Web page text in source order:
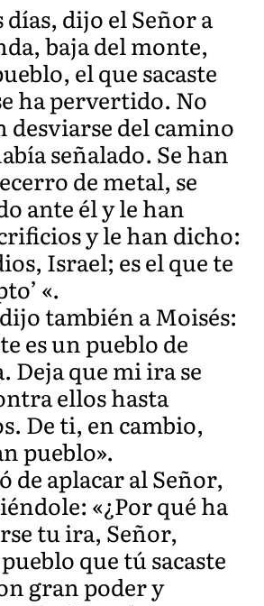
dijo el Señor a
baja del monte,
el que sacaste
ha pervertido. No
desviarse del camino
señalado. Se han
de metal, se
ante él y le han
y le han dicho:
Israel; es el que te
«.
también a Moisés:
es un pueblo de
Deja que mi ira se
ellos hasta
De ti, en cambio,
pueblo».
de aplacar al Señor,
«¿Por qué ha
tu ira, Señor,
que tú sacaste
gran poder y